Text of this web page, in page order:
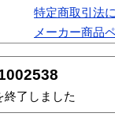
特定商取引法
メーカー商品
終了しました